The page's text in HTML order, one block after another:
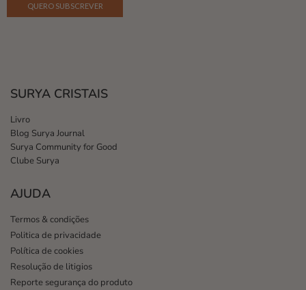
SURYA CRISTAIS
Livro
Blog Surya Journal
Surya Community for Good
Clube Surya
AJUDA
Termos & condições
Politica de privacidade
Política de cookies
Resolução de litigios
Reporte segurança do produto